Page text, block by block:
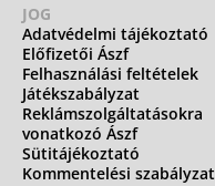
JOG
Adatvédelmi tájékoztató
Előfizetői Ászf
Felhasználási feltételek
Játékszabályzat
Reklámszolgáltatásokra
vonatkozó Ászf
Sütitájékoztató
Kommentelési szabályzat